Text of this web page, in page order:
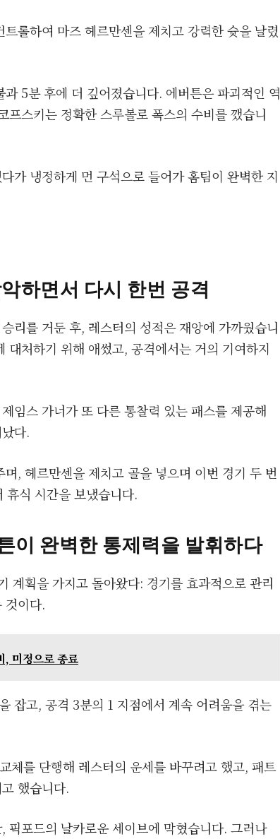
롤하여 마즈 헤르만센을 제치고 강력한 슛을 날렸
5분 후에 더 깊어졌습니다. 에버튼은 파괴적인 역
스키는 정확한 스루볼로 폭스의 수비를 깼습니
가 냉정하게 먼 구석으로 들어가 홈팀이 완벽한 지
하면서 다시 한번 공격
리를 거둔 후, 레스터의 성적은 재앙에 가까웠습니
처하기 위해 애썼고, 공격에서는 거의 기여하지
임스 가너가 또 다른 통찰력 있는 패스를 제공해
다.
, 헤르만센을 제치고 골을 넣으며 이번 경기 두 번
휴식 시간을 보냈습니다.
이 완벽한 통제력을 발휘하다
계획을 가지고 돌아왔다: 경기를 효과적으로 관리
것이다.
, 미정으로 종료
잡고, 공격 3분의 1 지점에서 계속 어려움을 겪는
체를 단행해 레스터의 운세를 바꾸려고 했고, 패트
했습니다.
포드의 날카로운 세이브에 막혔습니다. 그러나